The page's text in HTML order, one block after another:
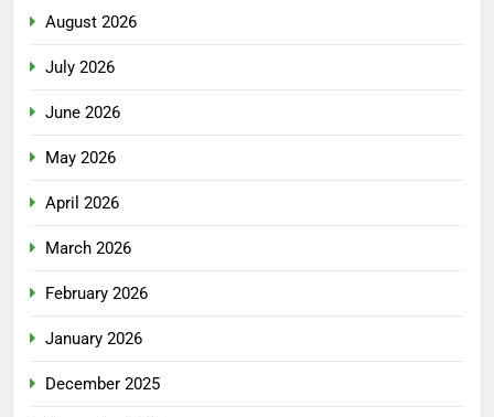
August 2026
July 2026
June 2026
May 2026
April 2026
March 2026
February 2026
January 2026
December 2025